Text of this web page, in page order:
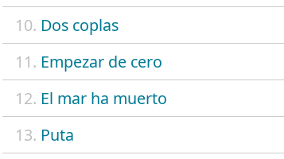
10. Dos coplas
11. Empezar de cero
12. El mar ha muerto
13. Puta